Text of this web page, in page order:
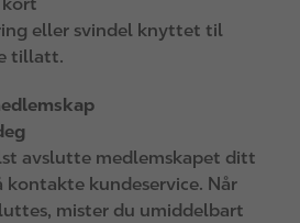
eller svindel knyttet til
tillatt.
avslutte medlemskapet ditt
kontakte kundeservice. Når
mister du umiddelbart